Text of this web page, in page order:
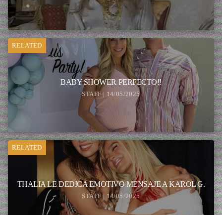
RELATED
BABY SHOWER PERFECTO!!
STAFF | 14/05/2025
RELATED
THALIA LE DEDICA EMOTIVO MENSAJE A KAROL G.
STAFF | 14/05/2025